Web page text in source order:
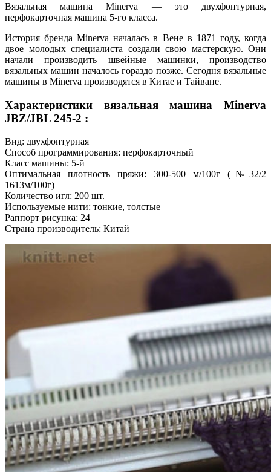
Вязальная машина Minerva — это двухфонтурная,
перфокарточная машина 5-го класса.
История бренда Minerva началась в Вене в 1871 году, когда
двое молодых специалиста создали свою мастерскую. Они
начали производить швейные машинки, производство
вязальных машин началось гораздо позже. Сегодня вязальные
машины в Minerva производятся в Китае и Тайване.
Характеристики вязальная машина Minerva
JBZ/JBL 245-2 :
Вид: двухфонтурная
Способ программирования: перфокарточный
Класс машины: 5-й
Оптимальная плотность пряжи: 300-500 м/100г (№32/2
1613м/100г)
Количество игл: 200 шт.
Используемые нити: тонкие, толстые
Раппорт рисунка: 24
Страна производитель: Китай